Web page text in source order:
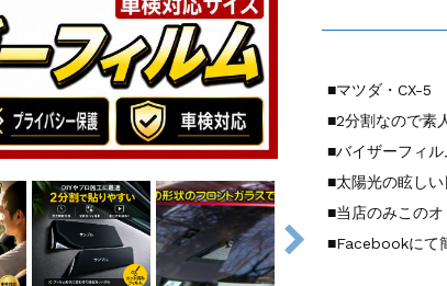
■マツダ・CX-5
■2分割なので素
■バイザーフィル
■太陽光の眩し
■当店のみこのオ
■Facebookにて